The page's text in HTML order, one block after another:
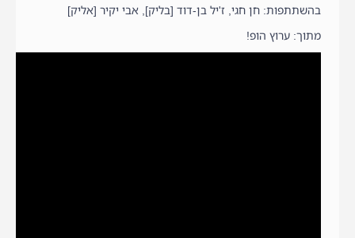
בהשתתפות: חן חגי, ז'יל בן-דוד [בליק], אבי יקיר [אליק]
מתוך: ערוץ הופ!